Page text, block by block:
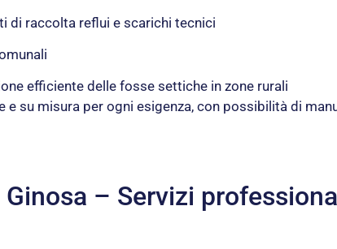
di raccolta reflui e scarichi tecnici
efficiente delle fosse settiche in zone rurali
su misura per ogni esigenza, con possibilità di
– Servizi